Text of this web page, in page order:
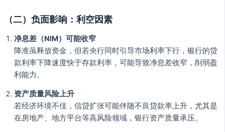
（二）负面影响：利空因素
净息差（NIM）可能收窄
降准虽释放资金，但若央行同时引导市场利率下行，银行的贷
款利率下降速度快于存款利率，可能导致净息差收窄，削弱盈
利能力。
资产质量风险上升
若经济环境不佳，信贷扩张可能伴随不良贷款率上升，尤其是
在房地产、地方平台等高风险领域，银行资产质量承压。